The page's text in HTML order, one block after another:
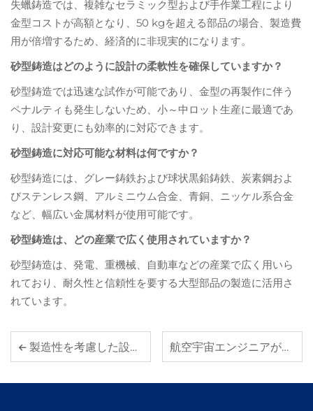
失蠟鋳造では、複雑なセラミック型および手作業工程により
金型コストが高額となり、50 kgを超える部品の場合、製造費
用が倍増するため、経済的に非現実的になります。
砂型鋳造はどのように設計の柔軟性を確保していますか？
砂型鋳造では迅速な試作が可能であり、金型の再製作に伴う
ペナルティも発生しないため、小～中ロット生産に最適であ
り、設計変更にも効率的に対応できます。
砂型鋳造に対応可能な材料は何ですか？
砂型鋳造には、グレー鋳鉄および球状黒鉛鋳鉄、炭素鋼およ
びステンレス鋼、アルミニウム合金、青銅、ニッケル系合金
など、幅広い金属材料が使用可能です。
砂型鋳造は、どの産業で広く使用されていますか？
砂型鋳造は、発電、重機械、自動車などの産業で広く用いら
れており、耐久性と信頼性を要する大型部品の製造に活用さ
れています。
製造性を考慮した設計：板金加工のための主要なルール。 航空宇宙エンジニアが高強度アルミニウムダイカスト部品を好む理由は？